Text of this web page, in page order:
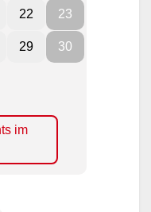
22 23
29 30
im